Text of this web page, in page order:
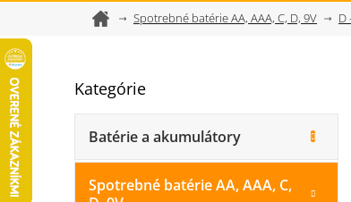
DomovSpotrebné batérie AA, AAA, C, D, 9V D
o
č
Preskočiť
Kategórie
Batérie a akumulátory
Spotrebné batérie AA, AAA, C,